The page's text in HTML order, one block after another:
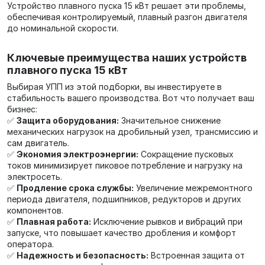
Устройство плавного пуска 15 кВт решает эти проблемы,
обеспечивая контролируемый, плавный разгон двигателя
до номинальной скорости.
Ключевые преимущества наших устройств
плавного пуска 15 кВт
Выбирая УПП из этой подборки, вы инвестируете в
стабильность вашего производства. Вот что получает ваш
бизнес:
✅ Защита оборудования: Значительное снижение
механических нагрузок на дробильный узел, трансмиссию и
сам двигатель.
✅ Экономия электроэнергии: Сокращение пусковых
токов минимизирует пиковое потребление и нагрузку на
электросеть.
✅ Продление срока службы: Увеличение межремонтного
периода двигателя, подшипников, редукторов и других
компонентов.
✅ Плавная работа: Исключение рывков и вибраций при
запуске, что повышает качество дробления и комфорт
оператора.
✅ Надежность и безопасность: Встроенная защита от